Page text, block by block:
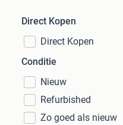
Direct Kopen
Direct Kopen
Conditie
Nieuw
Refurbished
Zo goed als nieuw